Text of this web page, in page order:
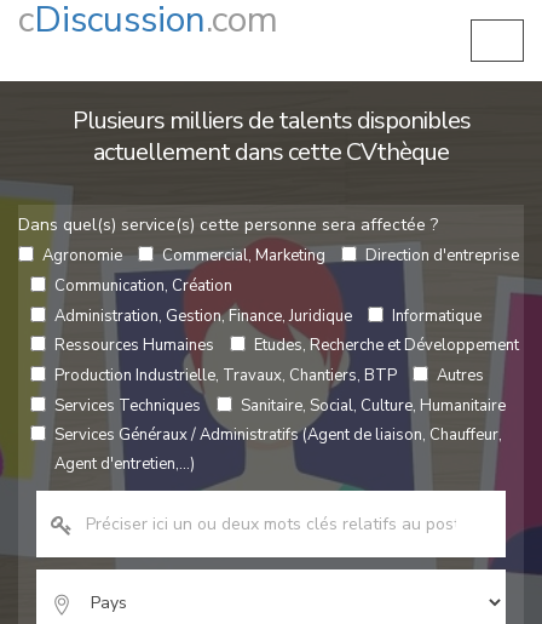
cDiscussion.com
Plusieurs milliers de talents disponibles
actuellement dans cette CVthèque
Dans quel(s) service(s) cette personne sera affectée ?
Agronomie Commercial, Marketing
Direction d'entreprise
Communication, Création
Administration, Gestion, Finance, Juridique
Informatique
Ressources Humaines
Etudes, Recherche et Développement
Production Industrielle, Travaux, Chantiers, BTP
Autres
Services Techniques
Sanitaire, Social, Culture, Humanitaire
Services Généraux / Administratifs (Agent de liaison, Chauffeur,
Agent d'entretien,...)